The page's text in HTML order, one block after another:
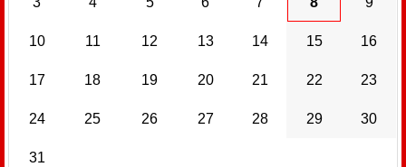
10 11 12 13 14 15 16
17 18 19 20 21 22 23
24 25 26 27 28 29 30
31